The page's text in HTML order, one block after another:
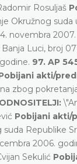
Rosuljaš
Okružnog suda
novembra
Luci, broj
97. AP
akti/
zbog
Pobijani akti/
Republike
2006.
Sekulić